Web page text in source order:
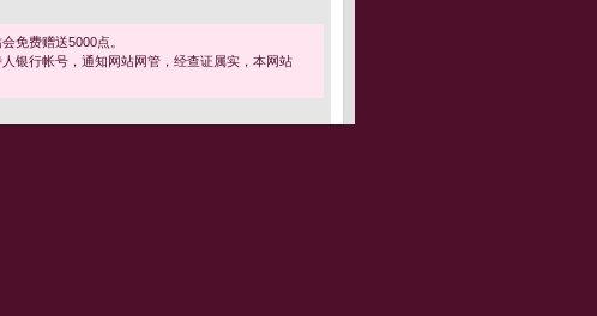
免费赠送5000点。
银行帐号，通知网站网管，经查证属实，本网站